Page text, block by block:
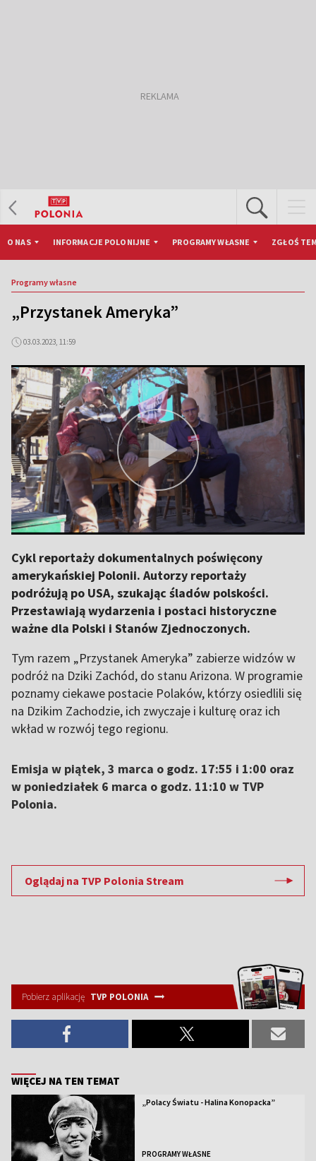
O NAS INFORMACJE POLONIJNE PROGRAMY WŁASNE ZGŁOŚ
Programy własne
„Przystanek Ameryka”
03.03.2023, 11:59
Cykl reportaży dokumentalnych poświęcony
amerykańskiej Polonii. Autorzy reportaży
podróżują po USA, szukając śladów polskości.
Przestawiają wydarzenia i postaci historyczne
ważne dla Polski i Stanów Zjednoczonych.
Tym razem „Przystanek Ameryka” zabierze widzów w
podróż na Dziki Zachód, do stanu Arizona. W programie
poznamy ciekawe postacie Polaków, którzy osiedlili się
na Dzikim Zachodzie, ich zwyczaje i kulturę oraz ich
wkład w rozwój tego regionu.
Emisja w piątek, 3 marca o godz. 17:55 i 1:00 oraz
w poniedziałek 6 marca o godz. 11:10 w TVP
Polonia.
Oglądaj na TVP Polonia Stream
Pobierz aplikację TVP POLONIA
WIĘCEJ NA TEN TEMAT
„Polacy Światu - Halina Konopacka”
PROGRAMY WŁASNE